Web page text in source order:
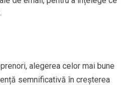
alegerea celor mai bune
semnificativă în creșterea